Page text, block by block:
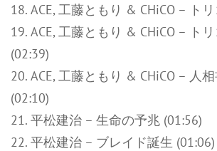
18. ACE, 工藤ともり & CHiCO – ト
19. ACE, 工藤ともり & CHiCO – ト
(02:39)
20. ACE, 工藤ともり & CHiCO – 人
(02:10)
21. 平松建治 – 生命の予兆 (01:56)
22. 平松建治 – ブレイド誕生 (01:06)